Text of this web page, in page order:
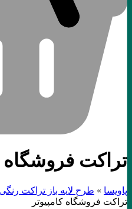
تراکت فروشگاه
پاویسا»طرح لایه باز تراکت رنگی
تراکت فروشگاه کامپیوتر